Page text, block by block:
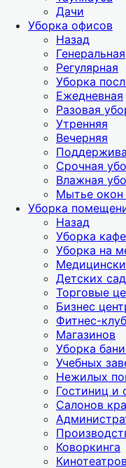
Дачи
Уборка офисов
Назад
Генеральная
Регулярная
Уборка
Ежедневная
Разовая
Утренняя
Вечерняя
Срочная
Влажная
Мытье окон
Уборка
Назад
Уборка
Уборка на
Детских
Торговые
Бизнес
Фитнес-
Магазинов
Уборка
Учебных
Нежилых
Гостиниц и
Салонов
Коворкинга